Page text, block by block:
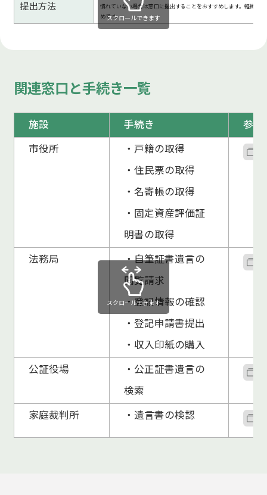
提出方法
慣れていない場合は窓口に提出することをおすすめします。軽微な
めです。
スクロールできます
関連窓口と手続き一覧
施設 手続き 参考
市役所 ・戸籍の取得
・住民票の取得
・名寄帳の取得
・固定資産評価証
明書の取得
法務局 ・自筆証書遺言の
閲覧請求
・登記情報の確認
・登記申請書提出
・収入印紙の購入
公証役場 ・公正証書遺言の
検索
家庭裁判所 ・遺言書の検認
スクロールできます